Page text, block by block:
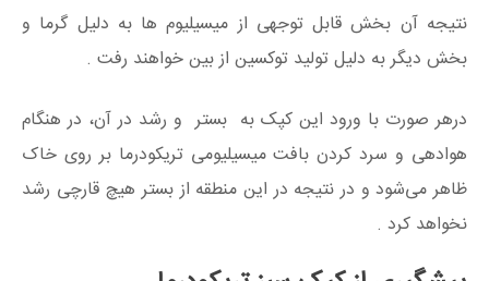
نتیجه آن بخش قابل توجهی از میسیلیوم ها به دلیل گرما و
بخش دیگر به دلیل تولید توکسین از بین خواهند رفت .
درهر صورت با ورود این کپک به بستر و رشد در آن، در هنگام
هوادهی و سرد کردن بافت میسیلیومی تریکودرما بر روی خاک
ظاهر می‌شود و در نتیجه در این منطقه از بستر هیچ قارچی رشد
نخواهد کرد .